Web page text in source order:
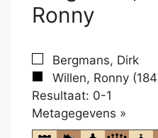
Ronny
Bergmans, Dirk
Willen, Ronny
Resultaat: 0-1
Metagegevens »
om